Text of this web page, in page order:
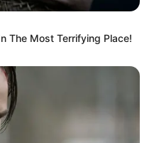
The Most Terrifying Place!